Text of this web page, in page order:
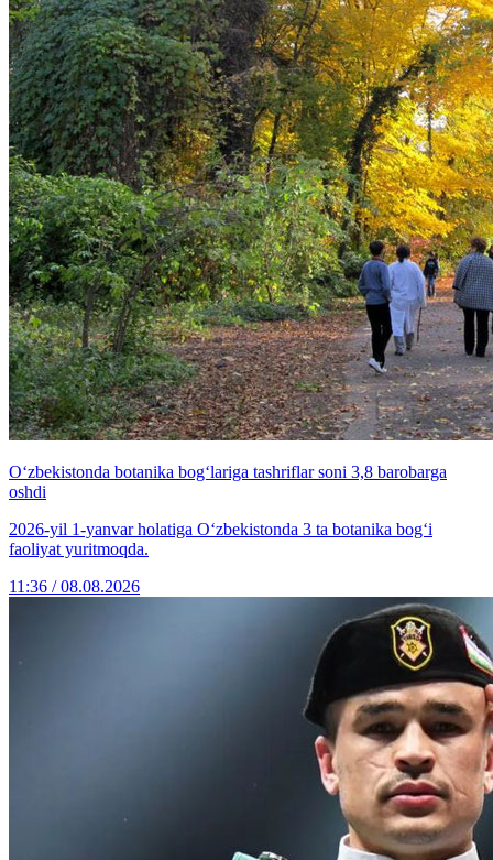
O‘zbekistonda botanika bog‘lariga tashriflar soni 3,8 barobarga
oshdi
2026-yil 1-yanvar holatiga O‘zbekistonda 3 ta botanika bog‘i
faoliyat yuritmoqda.
11:36 / 08.08.2026